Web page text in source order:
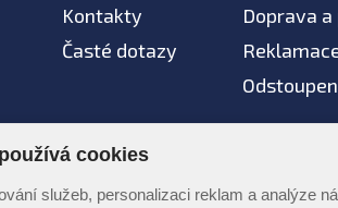
Kontakty
Časté dotazy
Doprava
Na tomto webu nepoužíváme
© AZ koupelny® 2006 - 2026 -
cookies
služeb, personalizaci reklam a analýze